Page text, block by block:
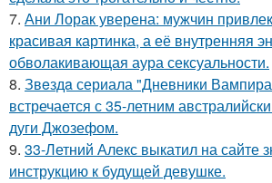
7. Ани Лорак уверена: мужчин
красивая картинка, а её внутренняя
обволакивающая аура сексуальности.
8. Звeздa сериала "Дневники
встречается с 35-летним
дуги Джозефом.
9. 33-Летний Алекс выкатил на сайте
инструкцию к будущей девушке.